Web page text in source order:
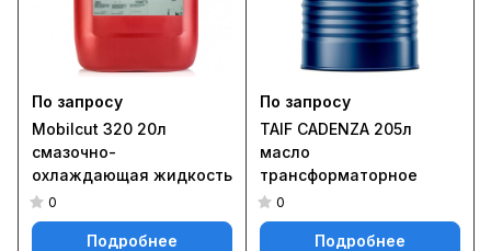
По запросу
Mobilcut 320 20л
смазочно-
охлаждающая жидкость
0
Подробнее
По запросу
TAIF CADENZA 205л
масло
трансформаторное
0
Подробнее